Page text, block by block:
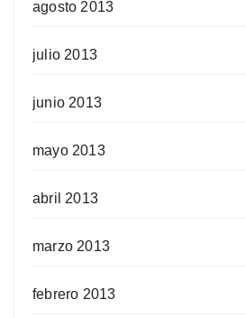
agosto 2013
julio 2013
junio 2013
mayo 2013
abril 2013
marzo 2013
febrero 2013